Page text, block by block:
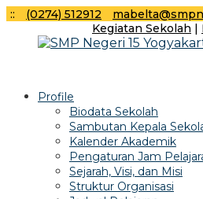
:: (0274) 512912
Kegiatan Sekolah |
Profile
Biodata Sekolah
Sambutan Kepala
Kalender Akademik
Pengaturan Jam
Sejarah, Visi, dan Misi
Struktur Organisasi